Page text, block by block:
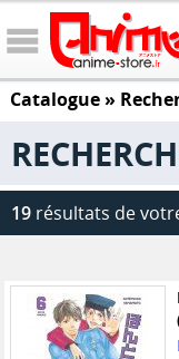
Catalogue»
19 résultats de